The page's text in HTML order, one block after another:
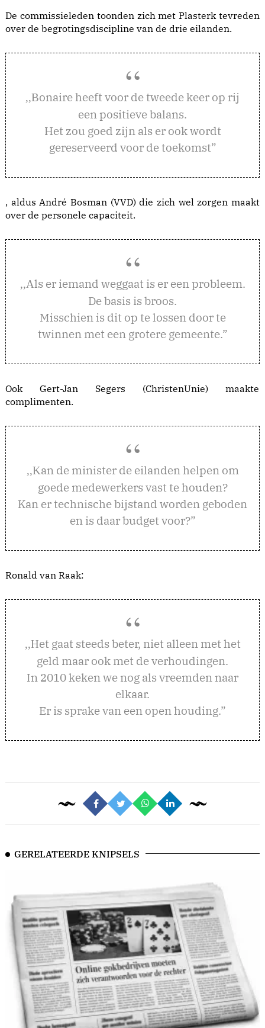
De commissieleden toonden zich met Plasterk tevreden
over de begrotingsdiscipline van de drie eilanden.
,,Bonaire heeft voor de tweede keer op rij
een positieve balans.
Het zou goed zijn als er ook wordt
gereserveerd voor de toekomst”
, aldus André Bosman (VVD) die zich wel zorgen maakt
over de personele capaciteit.
,,Als er iemand weggaat is er een probleem.
De basis is broos.
Misschien is dit op te lossen door te
twinnen met een grotere gemeente.”
Ook Gert-Jan Segers (ChristenUnie) maakte
complimenten.
,,Kan de minister de eilanden helpen om
goede medewerkers vast te houden?
Kan er technische bijstand worden geboden
en is daar budget voor?”
Ronald van Raak:
,,Het gaat steeds beter, niet alleen met het
geld maar ook met de verhoudingen.
In 2010 keken we nog als vreemden naar
elkaar.
Er is sprake van een open houding.”
GERELATEERDE KNIPSELS